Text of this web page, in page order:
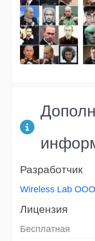
Разработчик
Wireless Lab OOO
Лицензия
Бесплатная